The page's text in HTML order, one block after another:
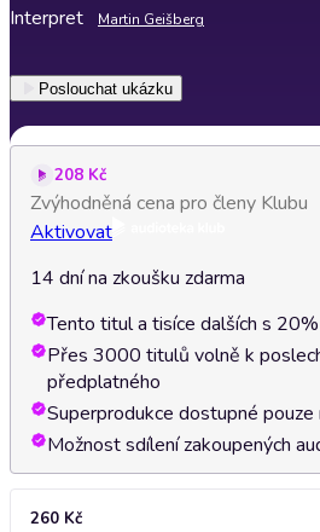
Interpret Martin Geišberg
Poslouchat ukázku
208 Kč
Zvýhodněná cena pro členy Klubu
Aktivovat
14 dní na zkoušku zdarma
Tento titul a tisíce dalších s
Přes 3000 titulů volně k
předplatného
Superprodukce dostupné
Možnost sdílení zakoupených
260 Kč